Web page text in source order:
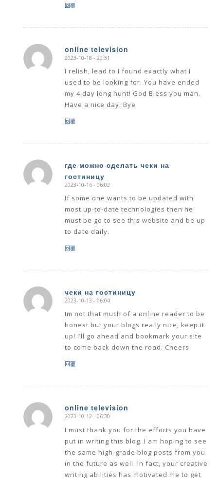
回覆
online television
says:
2023-10-18 - 20:31
I relish, lead to I found exactly what I
used to be looking for. You have ended
my 4 day long hunt! God Bless you man.
Have a nice day. Bye
回覆
где можно сделать чеки на
гостиницу
says:
2023-10-16 - 06:02
If some one wants to be updated with
most up-to-date technologies then he
must be go to see this website and be up
to date daily.
回覆
чеки на гостиницу
says:
2023-10-13 - 06:04
Im not that much of a online reader to be
honest but your blogs really nice, keep it
up! I’ll go ahead and bookmark your site
to come back down the road. Cheers
回覆
online television
says:
2023-10-12 - 06:30
I must thank you for the efforts you have
put in writing this blog. I am hoping to see
the same high-grade blog posts from you
in the future as well. In fact, your creative
writing abilities has motivated me to get